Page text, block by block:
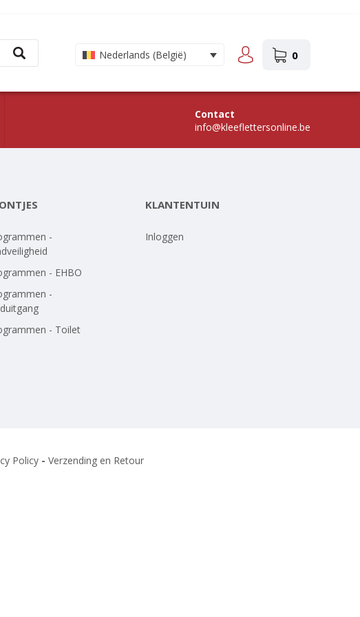
Nederlands (België) 0
Contact
info@kleeflettersonline.be
-
- EHBO
-
- Toilet
KLANTENTUIN
Inloggen
Policy - Verzending en Retour